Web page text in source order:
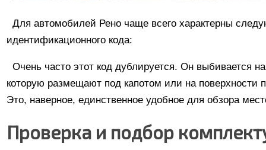
Для автомобилей Рено чаще всего характерны
идентификационного кода:
Очень часто этот код дублируется. Он выбивается
которую размещают под капотом или на поверхности
Это, наверное, единственное удобное для обзора
Проверка и подбор